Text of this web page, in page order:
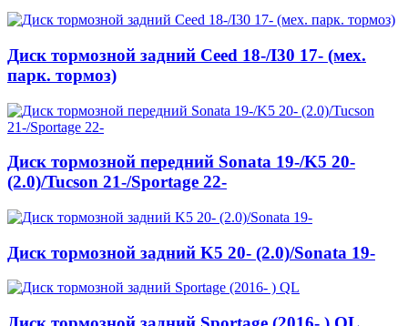
Диск тормозной задний Ceed 18-/I30 17- (мех.
парк. тормоз)
Диск тормозной передний Sonata 19-/K5 20-
(2.0)/Tucson 21-/Sportage 22-
Диск тормозной задний K5 20- (2.0)/Sonata 19-